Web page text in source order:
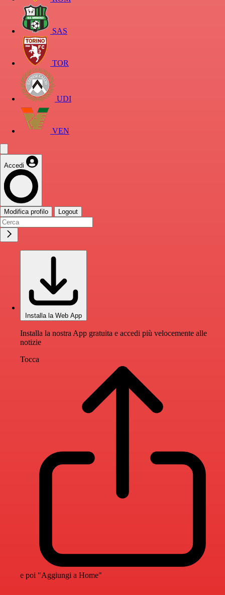
SAS
TOR
UDI
VEN
Accedi
Modifica profilo Logout
Installa la Web App
Installa la nostra App gratuita e accedi più velocemente alle
notizie
Tocca
e poi "Aggiungi a Home"